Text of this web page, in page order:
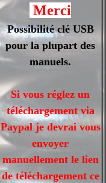
Merci
Possibilité clé USB
pour la plupart des
manuels.
Si vous réglez un
téléchargement via
Paypal je devrai vous
envoyer
manuellement le lien
de téléchargement ce